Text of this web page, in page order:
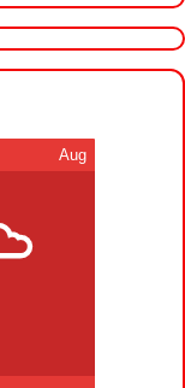
Aug